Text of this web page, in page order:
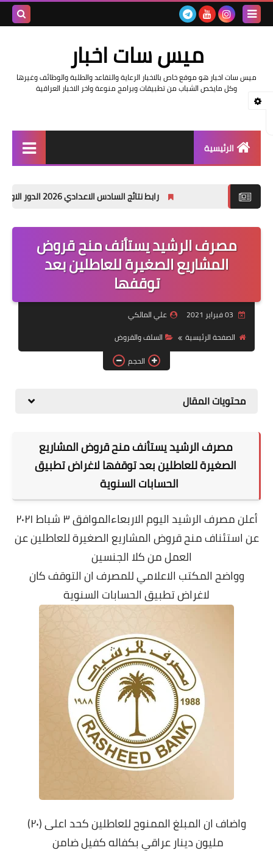
ميس سات اخبار
ميس سات اخبار هو موقع خاص بالاخبار الرعاية والتقاعد والطلبة والوظائف وغيرها
وكل مايخص الشباب من تطبيقات وبرامج منوعة واخر الاخبار العراقية
الرئيسية
اخبار وزارة التربية والتعليم
اخبار العراق والعالم
اخبار وزارة العمل وهيئة
التقاعد
قسم التطبيقات
قطع الاراضي
الربح من الانترنت
رابط نتائج السادس الاعدادي 2026 الدور الاول في العراق | موقع نتائجنا
مصرف الرشيد يستأنف منح قروض
المشاريع الصغيرة للعاطلين بعد
توقفها
علي المالكي
الصفحة الرئيسية
السلف والقروض
الحجم
محتويات المقال
مصرف الرشيد يستأنف منح قروض المشاريع
الصغيرة للعاطلين بعد توقفها لاغراض تطبيق
الحسابات السنوية
أعلن مصرف الرشيد اليوم الاربعاءالموافق ٣ شباط ٢٠٢١
عن استئناف منح قروض المشاريع الصغيرة للعاطلين عن
العمل من كلا الجنسين
وواضح المكتب الاعلامي للمصرف ان التوقف كان
لاغراض تطبيق الحسابات السنوية
واضاف ان المبلغ الممنوح للعاطلين كحد اعلى (٢٠)
مليون دينار عراقي بكفاله كفيل ضامن